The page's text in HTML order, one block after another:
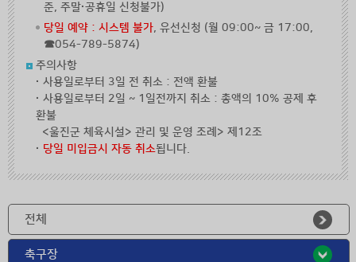
준, 주말·공휴일 신청불가)
당일 예약 : 시스템 불가, 유선신청 (월 09:00~ 금 17:00,
☎054-789-5874)
주의사항
· 사용일로부터 3일 전 취소 : 전액 환불
· 사용일로부터 2일 ~ 1일전까지 취소 : 총액의 10% 공제 후
환불
<울진군 체육시설> 관리 및 운영 조례> 제12조
· 당일 미입금시 자동 취소됩니다.
전체
축구장